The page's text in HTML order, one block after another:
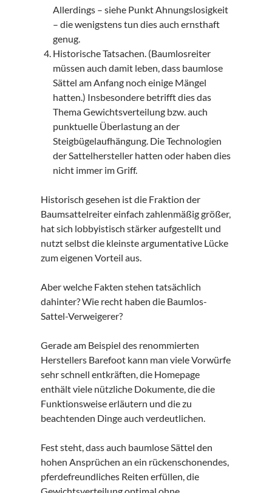
Allerdings – siehe Punkt Ahnungslosigkeit
– die wenigstens tun dies auch ernsthaft
genug.
Historische Tatsachen. (Baumlosreiter
müssen auch damit leben, dass baumlose
Sättel am Anfang noch einige Mängel
hatten.) Insbesondere betrifft dies das
Thema Gewichtsverteilung bzw. auch
punktuelle Überlastung an der
Steigbügelaufhängung. Die Technologien
der Sattelhersteller hatten oder haben dies
nicht immer im Griff.
Historisch gesehen ist die Fraktion der
Baumsattelreiter einfach zahlenmäßig größer,
hat sich lobbyistisch stärker aufgestellt und
nutzt selbst die kleinste argumentative Lücke
zum eigenen Vorteil aus.
Aber welche Fakten stehen tatsächlich
dahinter? Wie recht haben die Baumlos-
Sattel-Verweigerer?
Gerade am Beispiel des renommierten
Herstellers Barefoot kann man viele Vorwürfe
sehr schnell entkräften, die Homepage
enthält viele nützliche Dokumente, die die
Funktionsweise erläutern und die zu
beachtenden Dinge auch verdeutlichen.
Fest steht, dass auch baumlose Sättel den
hohen Ansprüchen an ein rückenschonendes,
pferdefreundliches Reiten erfüllen, die